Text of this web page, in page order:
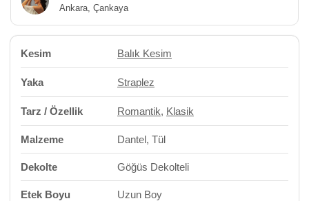
Ankara, Çankaya
Kesim Balık Kesim
Yaka Straplez
Tarz / Özellik Romantik, Klasik
Malzeme Dantel, Tül
Dekolte Göğüs Dekolteli
Etek Boyu Uzun Boy